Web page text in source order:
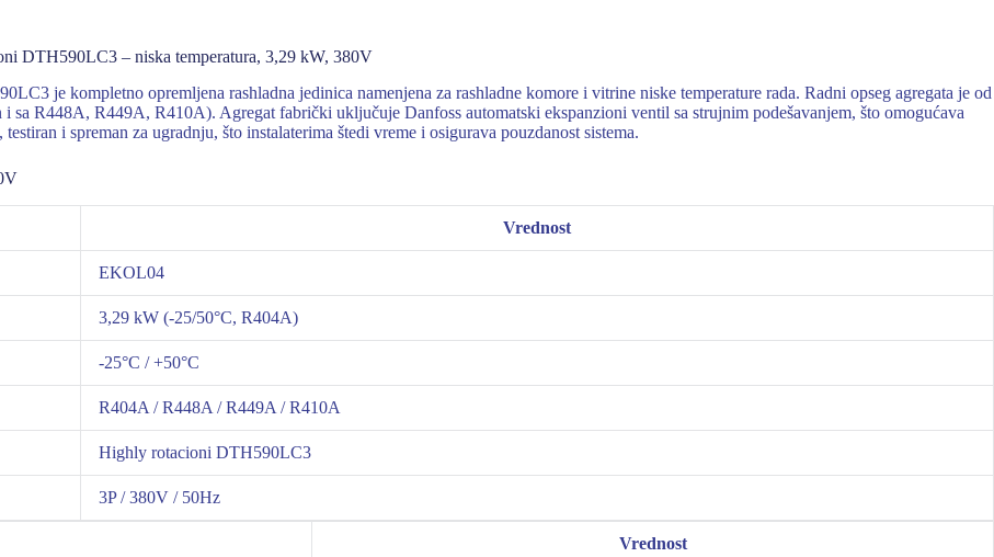
DTH590LC3 – niska temperatura, 3,29 kW, 380V
je kompletno opremljena rashladna jedinica namenjena za rashladne komore i vitrine niske temperature rada. Radni opseg agregata je od
sa R448A, R449A, R410A). Agregat fabrički uključuje Danfoss automatski ekspanzioni ventil sa strujnim podešavanjem, što omogućava
i spreman za ugradnju, što instalaterima štedi vreme i osigurava pouzdanost sistema.
Vrednost
EKOL04
3,29 kW (-25/50°C, R404A)
-25°C / +50°C
R404A / R448A / R449A / R410A
Highly rotacioni DTH590LC3
3P / 380V / 50Hz
Vrednost